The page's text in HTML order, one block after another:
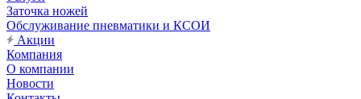
Заточка ножей
Обслуживание пневматики и КСОИ
Акции
Компания
О компании
Новости